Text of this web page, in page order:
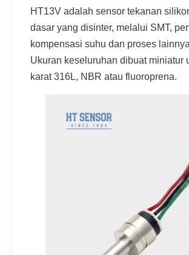
HT13V adalah sensor tekanan
dasar yang disinter, melalui SMT,
kompensasi suhu dan proses
Ukuran keseluruhan dibuat miniatur
karat 316L, NBR atau fluoroprena.